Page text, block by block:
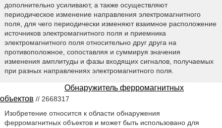
дополнительно усиливают, а также осуществляют
периодическое изменение направления электромагнитного
поля, для чего периодически изменяют взаимное расположение
источников электромагнитного поля и приемника
электромагнитного поля относительно друг друга на
противоположное, сопоставляя и суммируя значения
изменения амплитуды и фазы входящих сигналов, получаемых
при разных направлениях электромагнитного поля.
Обнаружитель ферромагнитных
объектов // 2668317
Изобретение относится к области обнаружения
ферромагнитных объектов и может быть использовано для